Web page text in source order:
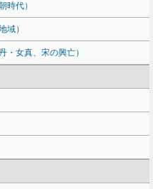
時代）
域）
・女真、宋の興亡）